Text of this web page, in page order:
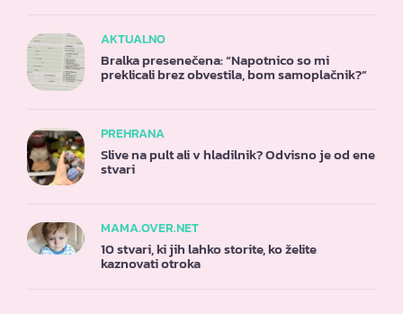
AKTUALNO
Bralka presenečena: “Napotnico so mi
preklicali brez obvestila, bom samoplačnik?”
PREHRANA
Slive na pult ali v hladilnik? Odvisno je od ene
stvari
MAMA.OVER.NET
10 stvari, ki jih lahko storite, ko želite
kaznovati otroka